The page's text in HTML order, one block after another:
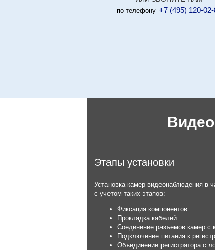
по телефону +7 (495) 120-
Этапы установки
Установка камер видеонаблюдения в
с учетом таких этапов:
Фиксация компонентов.
Прокладка кабелей.
Соединение разъемов камер с
Подключение питания к
Объединение регистратора с